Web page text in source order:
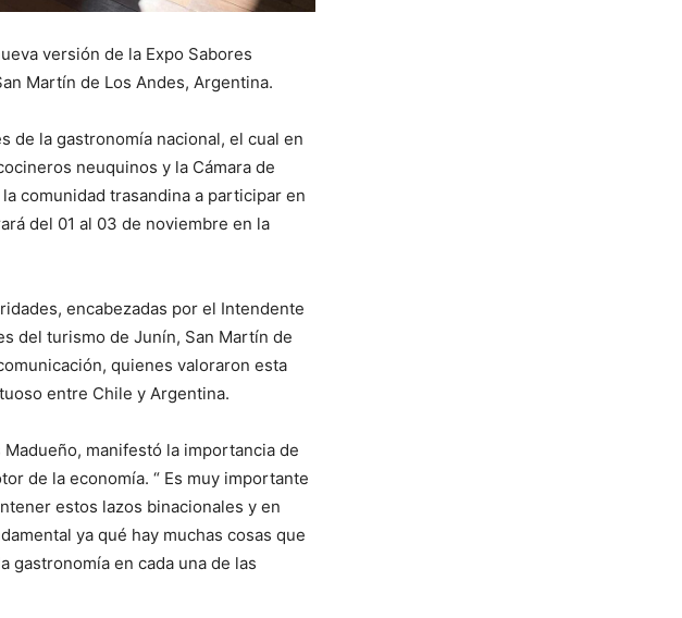
versión de la Expo Sabores
Martín de Los Andes, Argentina.
de la gastronomía nacional, el cual en
neuquinos y la Cámara de
comunidad trasandina a participar en
del 01 al 03 de noviembre en la
encabezadas por el Intendente
del turismo de Junín, San Martín de
quienes valoraron esta
entre Chile y Argentina.
manifestó la importancia de
de la economía. “ Es muy importante
estos lazos binacionales y en
ya qué hay muchas cosas que
gastronomía en cada una de las